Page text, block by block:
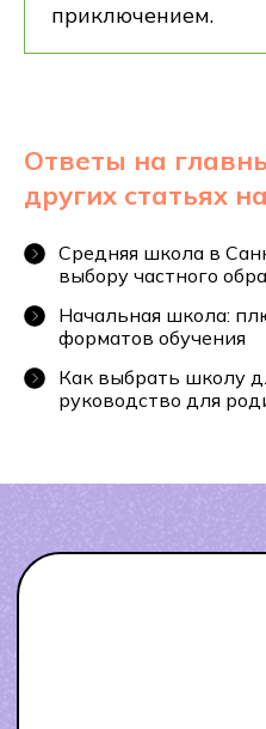
приключением.
Ответы на
других статьях
Средняя школа в
выбору частного
Начальная школа:
форматов обучения
Как выбрать школу
руководство для
на
Проведем
и расскажем об